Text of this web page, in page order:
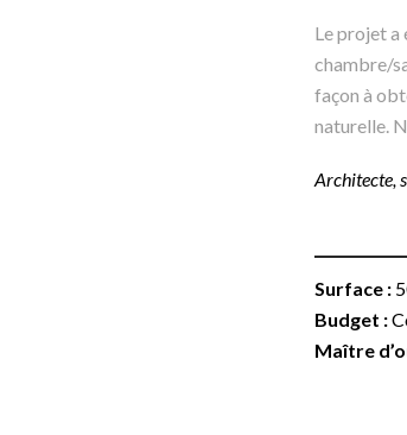
Le projet a
chambre/
façon à
naturelle.
Architecte,
Surface :
Budget :
Maître